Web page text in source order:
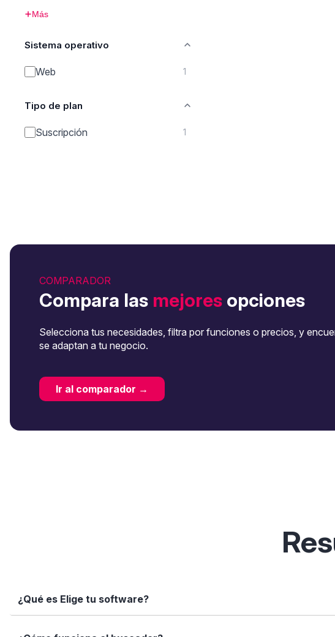
Más
Sistema operativo
Web 1
Tipo de plan
Suscripción 1
COMPARADOR
Compara las mejores opciones
Selecciona tus necesidades, filtra por funciones o precios, y
se adaptan a tu negocio.
Ir al comparador →
¿Qué es Elige tu software?
Elige tu software es una plataforma independiente que te permite